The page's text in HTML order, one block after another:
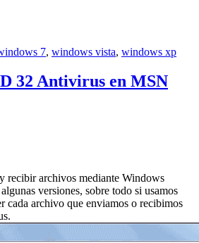
7, windows vista, windows xp
32 Antivirus en MSN
recibir archivos mediante Windows
versiones, sobre todo si usamos
cada archivo que enviamos o recibimos